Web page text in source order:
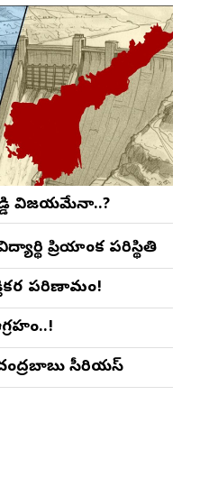
విజయమేనా..?
ప్రియాంక పరిస్థితి
పరిణామం!
సీరియస్